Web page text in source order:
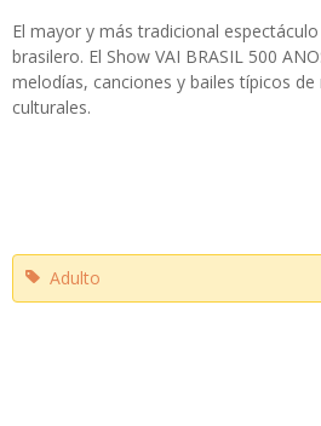
El mayor y más tradicional
brasilero. El Show VAI BRASIL 500
melodías, canciones y bailes típicos
culturales.
Adulto